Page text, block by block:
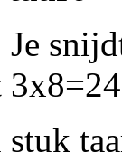
Je
stuk